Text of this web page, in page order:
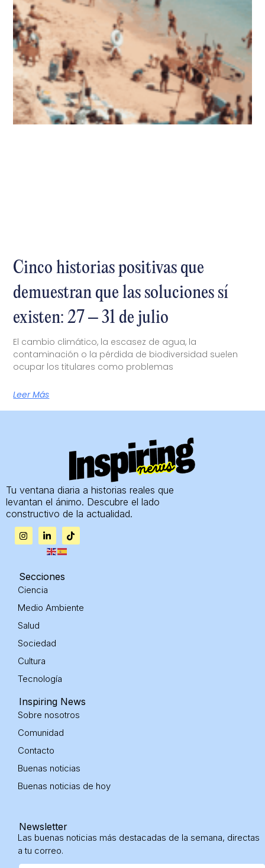
Cinco historias positivas que
demuestran que las soluciones sí
existen: 27 – 31 de julio
El cambio climático, la escasez de agua, la
contaminación o la pérdida de biodiversidad suelen
ocupar los titulares como problemas
Leer Más
Tu ventana diaria a historias reales que
levantan el ánimo. Descubre el lado
constructivo de la actualidad.
I
n
g
r
a
m
i
n
k
d
n
-
i
T
i
Secciones
Ciencia
Medio Ambiente
Salud
Sociedad
Cultura
Tecnología
Inspiring News
Sobre nosotros
Comunidad
Contacto
Buenas noticias
Buenas noticias de hoy
Newsletter
Las buenas noticias más destacadas de la semana, directas
a tu correo.